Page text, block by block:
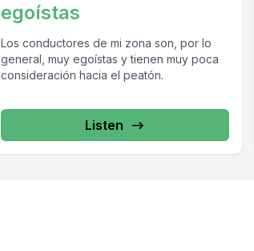
egoístas
Los conductores de mi zona son, por lo
general, muy egoístas y tienen muy poca
consideración hacia el peatón.
Listen